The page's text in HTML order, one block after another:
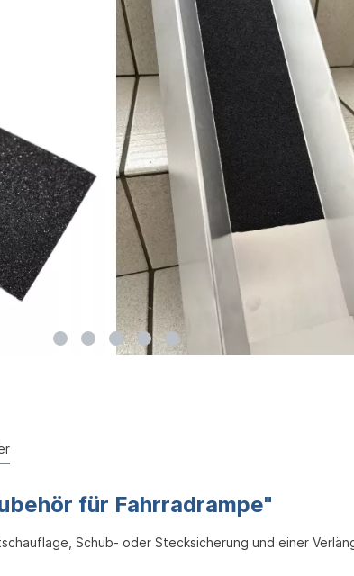
für Fahrradrampe"
Schub- oder Stecksicherung und einer